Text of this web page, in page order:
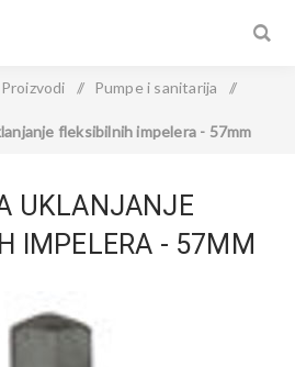
Proizvodi / Pumpe i sanitarija /
fleksibilnih impelera - 57mm
UKLANJANJE
IMPELERA - 57MM